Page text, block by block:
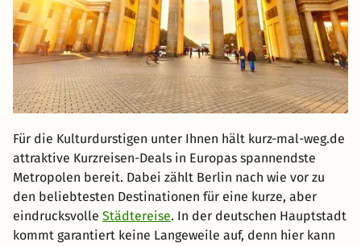
Für die Kulturdurstigen unter Ihnen hält kurz-mal-weg.de
attraktive Kurzreisen-Deals in Europas spannendste
Metropolen bereit. Dabei zählt Berlin nach wie vor zu
den beliebtesten Destinationen für eine kurze, aber
eindrucksvolle Städtereise. In der deutschen Hauptstadt
kommt garantiert keine Langeweile auf, denn hier kann